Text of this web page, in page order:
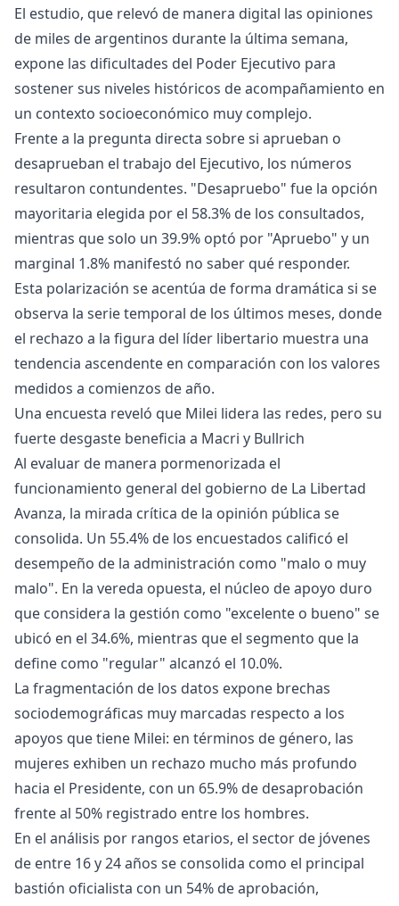
El estudio, que relevó de manera digital las opiniones
de miles de argentinos durante la última semana,
expone las dificultades del Poder Ejecutivo para
sostener sus niveles históricos de acompañamiento en
un contexto socioeconómico muy complejo.
Frente a la pregunta directa sobre si aprueban o
desaprueban el trabajo del Ejecutivo, los números
resultaron contundentes. "Desapruebo" fue la opción
mayoritaria elegida por el 58.3% de los consultados,
mientras que solo un 39.9% optó por "Apruebo" y un
marginal 1.8% manifestó no saber qué responder.
Esta polarización se acentúa de forma dramática si se
observa la serie temporal de los últimos meses, donde
el rechazo a la figura del líder libertario muestra una
tendencia ascendente en comparación con los valores
medidos a comienzos de año.
Una encuesta reveló que Milei lidera las redes, pero su
fuerte desgaste beneficia a Macri y Bullrich
Al evaluar de manera pormenorizada el
funcionamiento general del gobierno de La Libertad
Avanza, la mirada crítica de la opinión pública se
consolida. Un 55.4% de los encuestados calificó el
desempeño de la administración como "malo o muy
malo". En la vereda opuesta, el núcleo de apoyo duro
que considera la gestión como "excelente o bueno" se
ubicó en el 34.6%, mientras que el segmento que la
define como "regular" alcanzó el 10.0%.
La fragmentación de los datos expone brechas
sociodemográficas muy marcadas respecto a los
apoyos que tiene Milei: en términos de género, las
mujeres exhiben un rechazo mucho más profundo
hacia el Presidente, con un 65.9% de desaprobación
frente al 50% registrado entre los hombres.
En el análisis por rangos etarios, el sector de jóvenes
de entre 16 y 24 años se consolida como el principal
bastión oficialista con un 54% de aprobación,